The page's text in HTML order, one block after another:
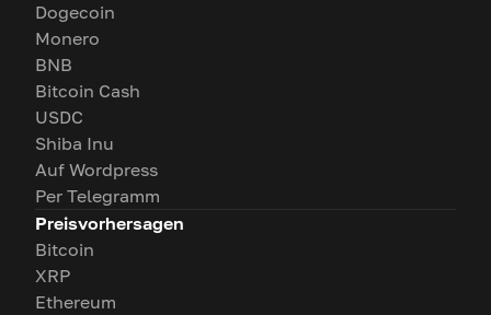
Dogecoin
Monero
BNB
Bitcoin Cash
USDC
Shiba Inu
Auf Wordpress
Per Telegramm
Preisvorhersagen
Bitcoin
XRP
Ethereum